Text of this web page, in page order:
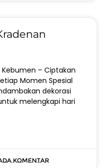
Kebumen – Ciptakan
Momen Spesial
dekorasi
melengkapi hari
komentar